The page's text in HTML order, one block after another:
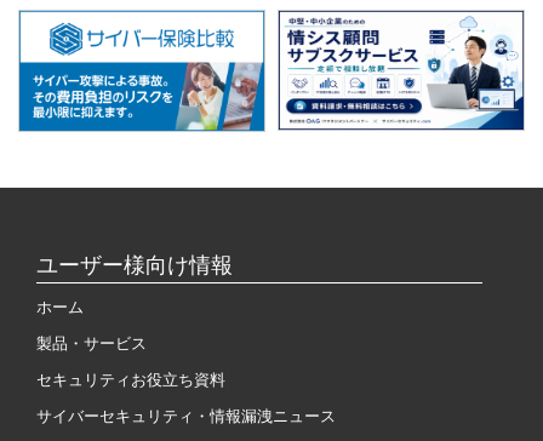
ユーザー様向け情報
ホーム
製品・サービス
セキュリティお役立ち資料
サイバーセキュリティ・情報漏洩ニュース